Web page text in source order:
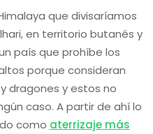
que divisaríamos
en territorio butanés y
país que prohíbe los
porque consideran
dragones y estos no
caso. A partir de ahí lo
como aterrizaje más